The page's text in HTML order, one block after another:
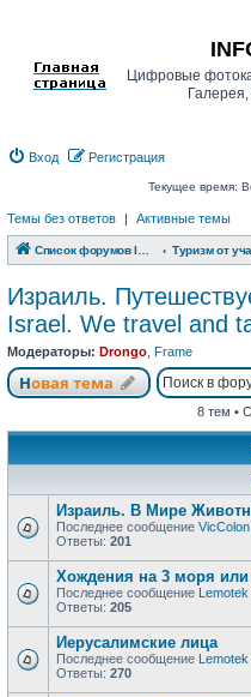
Цифровые
Вход Регистрация
Текущее время:
Темы без ответов | Активные темы
Список форумов INFO CAM | Форум
Израиль.
Israel. We travel and
Модераторы: Drongo Frame
Новая тема
Новая тема
8 тем •
Израиль. В Мире
Последнее сообщение VicColon
Ответы: 201
Хождения на 3 моря
Последнее сообщение Lemotek
Ответы: 205
Иерусалимские лица
Последнее сообщение Lemotek
Ответы: 270